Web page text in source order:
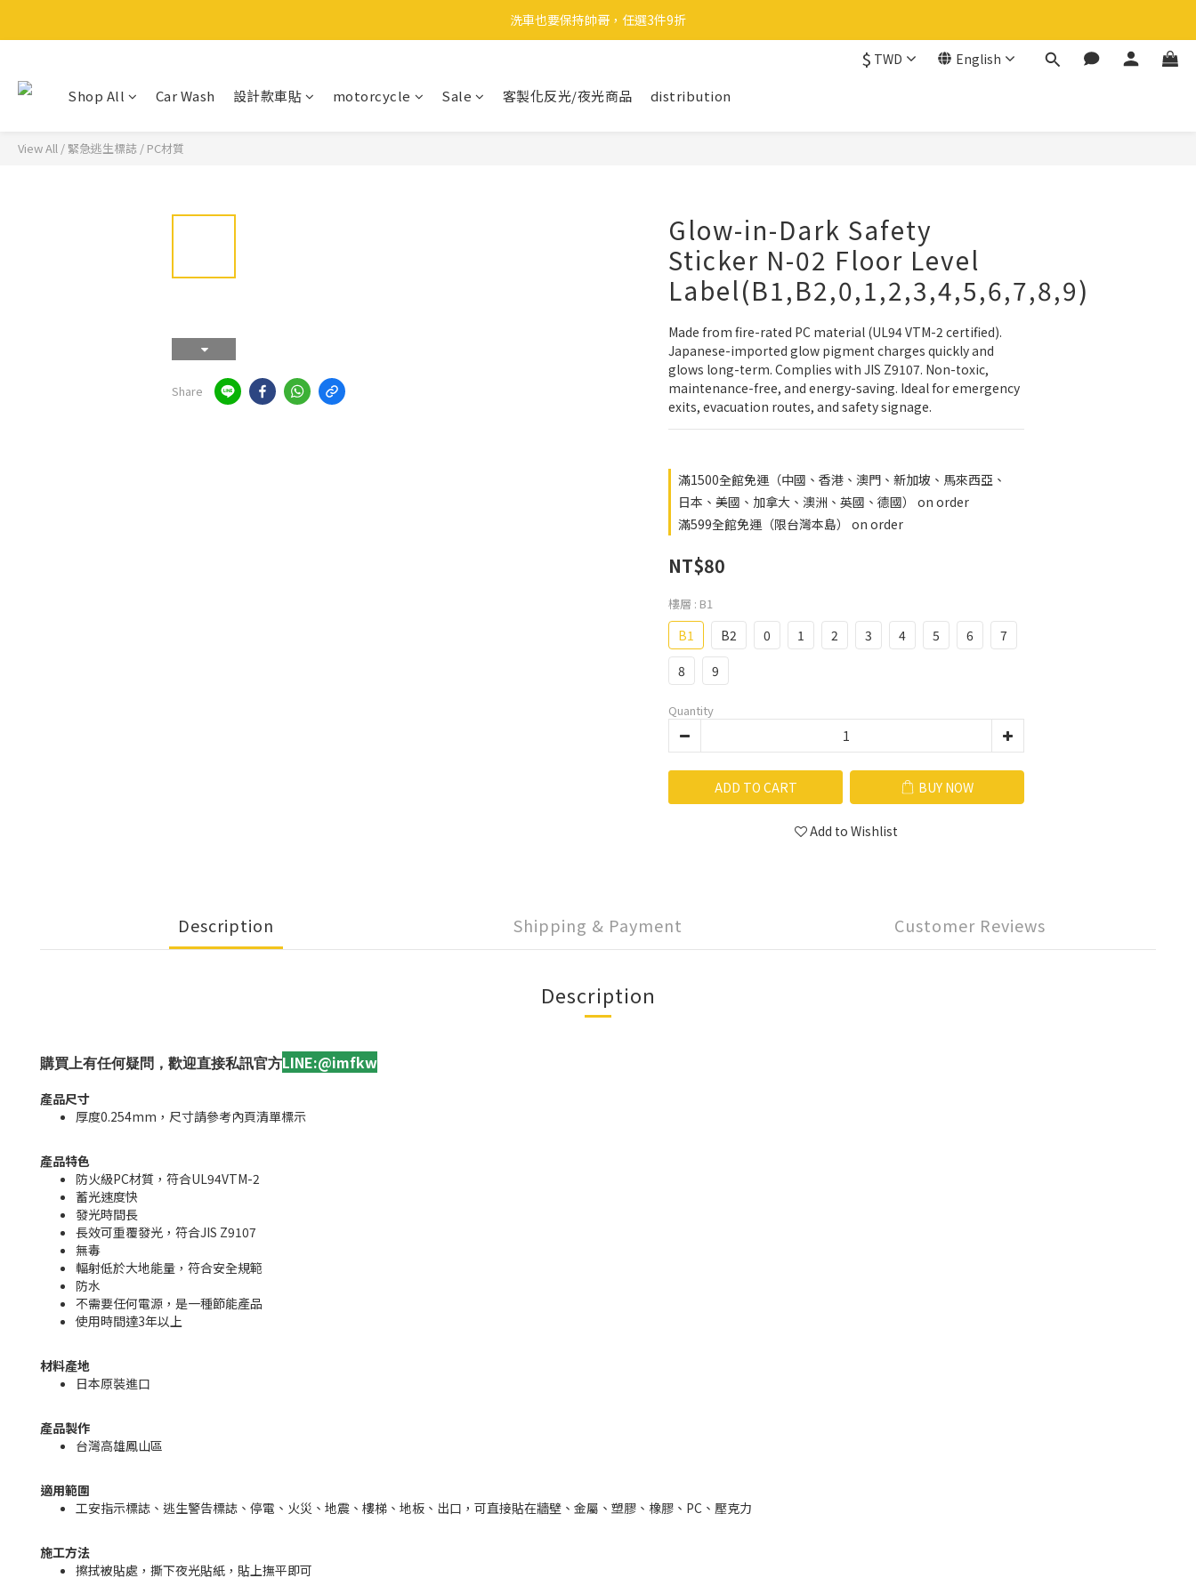
🎉 全館滿 599 免運（台灣本島）下單後 2 個工作天內寄出
洗車也要保持帥哥，任選3件9折
🎉 全館滿 599 免運（台灣本島）下單後 2 個工作天內寄出
$ TWD English
Shop All Car Wash 設計款車貼 motorcycle Sale 客製化反光/夜光商品 distribution
View All / 緊急逃生標誌 / PC材質
Share
Glow-in-Dark Safety
Sticker N-02 Floor Level
Label(B1,B2,0,1,2,3,4,5,6,7,8,9)
Made from fire-rated PC material (UL94 VTM-2 certified).
Japanese-imported glow pigment charges quickly and
glows long-term. Complies with JIS Z9107. Non-toxic,
maintenance-free, and energy-saving. Ideal for emergency
exits, evacuation routes, and safety signage.
滿1500全館免運（中國、香港、澳門、新加坡、馬來西亞、
日本、美國、加拿大、澳洲、英國、德國） on order
滿599全館免運（限台灣本島） on order
NT$80
樓層 : B1
B1 B2 0 1 2 3 4 5 6
7
8
9
Quantity
ADD TO CART BUY NOW
Add to Wishlist
Description Shipping & Payment Customer Reviews
Description
購買上有任何疑問，歡迎直接私訊官方LINE:@imfkw
產品尺寸
厚度0.254mm，尺寸請參考內頁清單標示
產品特色
防火級PC材質，符合UL94VTM-2
蓄光速度快
發光時間長
長效可重覆發光，符合JIS Z9107
無毒
輻射低於大地能量，符合安全規範
防水
不需要任何電源，是一種節能產品
使用時間達3年以上
材料產地
日本原裝進口
產品製作
台灣高雄鳳山區
適用範圍
工安指示標誌、逃生警告標誌、停電、火災、地震、樓梯、地板、出口，可直接貼在牆壁、金屬、塑膠、橡膠、PC、壓克力
施工方法
擦拭被貼處，撕下夜光貼紙，貼上撫平即可